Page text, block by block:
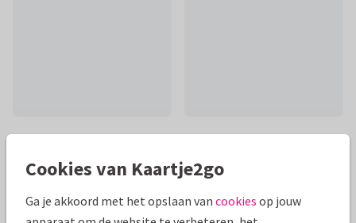
Mooie extra's bij je kaart
Cookies van Kaartje2go
Ga je akkoord met het opslaan van cookies op jouw